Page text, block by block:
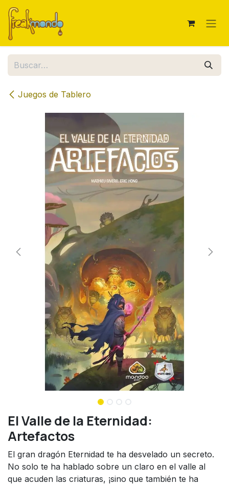
Ir al contenido
Juegos de Tablero
El Valle de la Eternidad:
Artefactos
El gran dragón Eternidad te ha desvelado un secreto.
No solo te ha hablado sobre un claro en el valle al
que acuden las criaturas, ¡sino que también te ha